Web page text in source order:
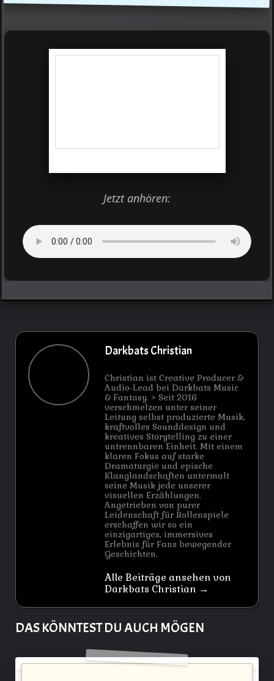
Jetzt anhören:
Darkbats Christian
Christian ist Creative Producer &
Audio-Lead bei Darkbats Music
& Fantasy. > Seit 2016
verschmelzen unter seiner
Leitung selbst produzierte Musik,
kraftvolles Sounddesign und
kreatives Storytelling zu einer
untrennbaren Einheit. Mit einem
klaren Fokus auf starke
Dramaturgie und epische
Klanglandschaften untermalt
seine Musik jede unserer
visuellen Erzählungen.
Angetrieben von purer
Leidenschaft für Rollenspiele
erschaffen wir so ein
einzigartiges, immersives
Erlebnis für Fans bewegender
Geschichten.
Alle Beiträge ansehen von
Darkbats Christian →
DAS KÖNNTEST DU AUCH MÖGEN